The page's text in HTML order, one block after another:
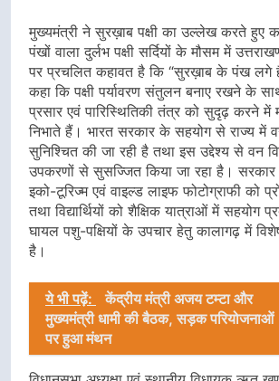
मुख्यमंत्री ने सुरख़ाब पक्षी का उल्लेख करते हुए
पंखों वाला दुर्लभ पक्षी सर्दियों के मौसम में
पर प्रचलित कहावत है कि “सुरख़ाब के पंख लगे
कहा कि पक्षी पर्यावरण संतुलन बनाए रखने के
प्रसार एवं पारिस्थितिकी तंत्र को सुदृढ़ करने में
निभाते हैं। भारत सरकार के सहयोग से राज्य में
सुनिश्चित की जा रही है तथा इस उद्देश्य से वन
उपकरणों से सुसज्जित किया जा रहा है। सरकार
इको-टूरिज्म एवं वाइल्ड लाइफ फोटोग्राफी को
तथा विद्यार्थियों को शैक्षिक यात्राओं में सहयोग
घायल पशु-पक्षियों के उपचार हेतु कालागढ़ में
है।
ये भी पढ़ें:
केंद्रीय मंत्री अजय टम्टा और
मुख्यमंत्री धामी की बैठक, सड़क परियोजनाओं
पर हुआ मंथन